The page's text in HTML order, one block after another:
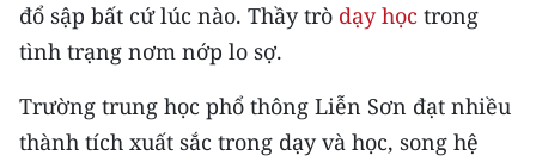
54 DÂN TỘC VIỆT NAM
CHƯƠNG TRÌNH OCOP - MỖI XÃ
MỘT SẢN PHẨM
đổ sập bất cứ lúc nào. Thầy trò dạy học trong
tình trạng nơm nớp lo sợ.
Trường trung học phổ thông Liễn Sơn đạt nhiều
thành tích xuất sắc trong dạy và học, song hệ